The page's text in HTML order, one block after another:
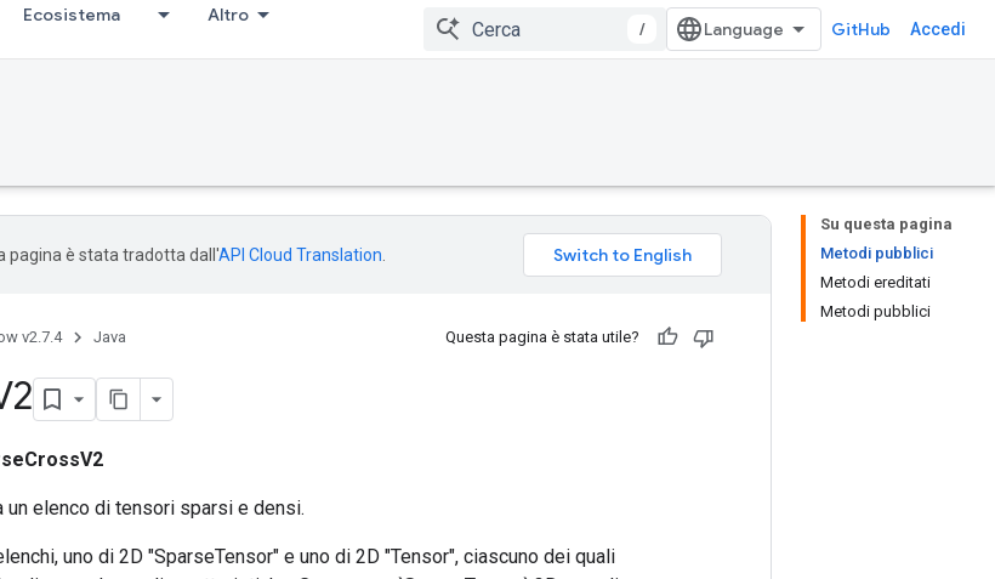
Ecosistema Altro
/ GitHub Accedi
Su questa pagina
Metodi pubblici
Metodi ereditati
Metodi pubblici
pagina è stata tradotta dall'API Cloud Translation
v2.7.4 Java Questa pagina è stata utile?
un elenco di tensori sparsi e densi.
uno di 2D "SparseTensor" e uno di 2D "Tensor", ciascuno dei quali